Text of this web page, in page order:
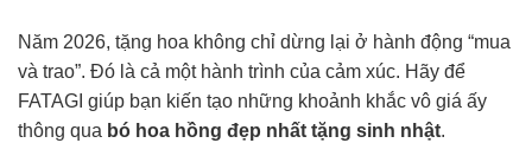
Năm 2026, tặng hoa không chỉ dừng lại ở hành động “mua
và trao”. Đó là cả một hành trình của cảm xúc. Hãy để
FATAGI giúp bạn kiến tạo những khoảnh khắc vô giá ấy
thông qua bó hoa hồng đẹp nhất tặng sinh nhật.